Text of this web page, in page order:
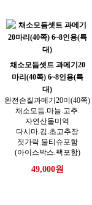
채소모듬셋트 과메기20
마리(40쪽) 6~8인용(특
대)
완전손질과메기20미(40쪽)
채소모듬.마늘.고추.
자연산돌미역
다시마.김.초고추장
젓가락.물티슈포함
(아이스박스.팩포함)
49,000원